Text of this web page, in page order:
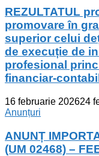
REZULTATUL
promovare în
superior celui
de execuție de
profesional
financiar-
16 februarie 202624
Anunțuri
ANUNȚ
(UM 02468) –